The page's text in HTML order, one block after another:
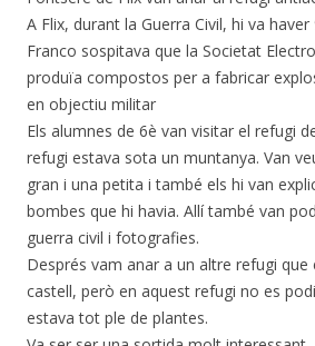
A Flix, durant la Guerra Civil, hi va
Franco sospitava que la Societat
produïa compostos per a fabricar
en objectiu militar
Els alumnes de 6è van visitar el refugi
refugi estava sota un muntanya. Van
gran i una petita i també els hi van
bombes que hi havia. Allí també van
guerra civil i fotografies.
Després vam anar a un altre refugi que
castell, però en aquest refugi no es
estava tot ple de plantes.